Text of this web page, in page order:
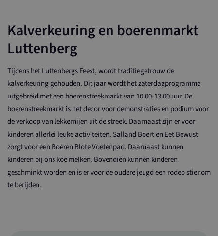
Kalverkeuring en boerenmarkt
Luttenberg
Tijdens het Luttenbergs Feest, wordt traditiegetrouw de
kalverkeuring gehouden. Dit jaar wordt het zaterdagprogramma
uitgebreid met een boerenstreekmarkt van 10.00-13.00 uur. De
boerenstreekmarkt is het decor voor demonstraties en podium voor
de verkoop van lekkernijen uit de streek. Daarnaast zijn er voor
kinderen allerlei leuke activiteiten. Salland Boert en Eet Bewust
zorgt voor een Boeren Blote Voetenpad. Daarnaast kunnen
kinderen bij ons koe melken. Bovendien kunnen kinderen
geschminkt worden en is er voor de oudere jeugd een rodeo stier om
te berijden.